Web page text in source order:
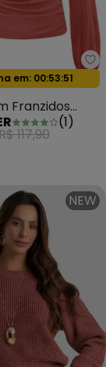
Liberty Rosa
relâmpago
em: 00:53:49
Franzidos
(1)
117,90
NEW